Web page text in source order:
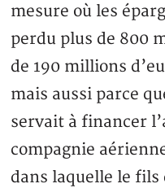
mesure où les
perdu plus de 800
de 190 millions
mais aussi parce
servait à financer
compagnie
dans laquelle le fils